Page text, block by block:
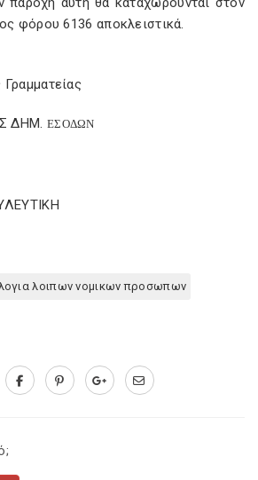
φόρου 6136 αποκλειστικά.
ΔΗΜ. ΕΣΟΔΩΝ
λοιπων νομικων προσωπων